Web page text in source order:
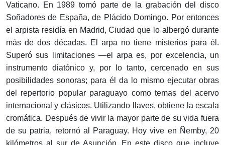
Vaticano. En 1989 tomó parte de la grabación del disco
Soñadores de España, de Plácido Domingo. Por entonces
el arpista residía en Madrid, Ciudad que lo albergó durante
más de dos décadas. El arpa no tiene misterios para él.
Superó sus limitaciones —el arpa es, por excelencia, un
instrumento diatónico y, por lo tanto, cercenado en sus
posibilidades sonoras; para él da lo mismo ejecutar obras
del repertorio popular paraguayo como temas del acervo
internacional y clásicos. Utilizando llaves, obtiene la escala
cromática. Después de vivir la mayor parte de su vida fuera
de su patria, retornó al Paraguay. Hoy vive en Ñemby, 20
kilómetros al sur de Asunción. En este disco que incluye